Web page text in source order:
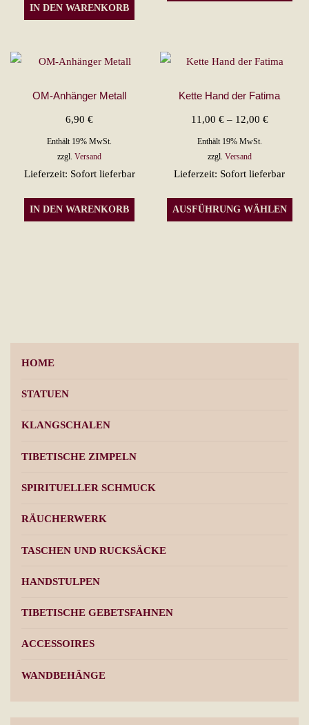
IN DEN WARENKORB
OM-Anhänger Metall
6,90€
Enthält 19% MwSt.
zzgl.Versand
Lieferzeit: Sofort lieferbar
IN DEN WARENKORB
Kette Hand der Fatima
11,00 € – 12,00 €
12,00 €
Enthält 19% MwSt.
zzgl. Versand
Lieferzeit: Sofort lieferbar
AUSFÜHRUNG WÄHLEN
HOME
STATUEN
KLANGSCHALEN
TIBETISCHE ZIMPELN
SPIRITUELLER SCHMUCK
RÄUCHERWERK
TASCHEN UND RUCKSÄCKE
HANDSTULPEN
TIBETISCHE GEBETSFAHNEN
ACCESSOIRES
WANDBEHÄNGE